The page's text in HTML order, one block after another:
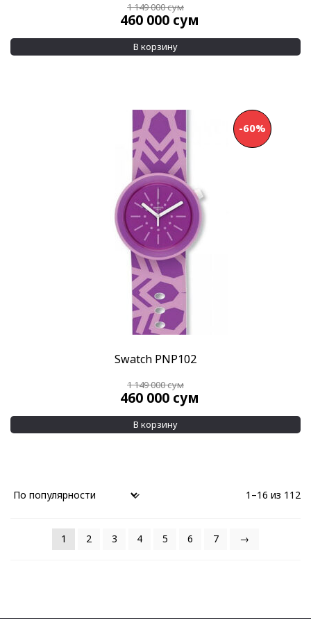
1 149 000сум
460 000 сум
В корзину
Swatch PNP102
-60%
1 149 000сум
460 000 сум
В корзину
1–16 из 112
1 2 3 4 5 6 7 →